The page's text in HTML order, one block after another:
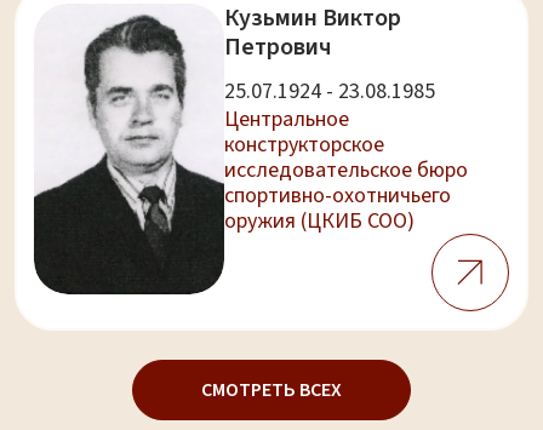
Кузьмин Виктор
Петрович
25.07.1924 - 23.08.1985
Центральное
конструкторское
исследовательское бюро
спортивно-охотничьего
оружия (ЦКИБ СОО)
СМОТРЕТЬ ВСЕХ